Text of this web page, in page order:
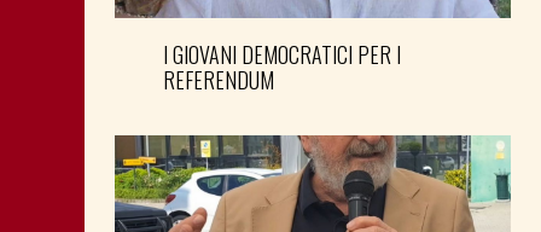
I GIOVANI DEMOCRATICI PER I
REFERENDUM